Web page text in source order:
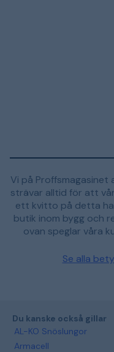
Vi på
strävar alltid för att
ett kvitto på detta
butik inom bygg och
ovan speglar våra
Se alla
Du kanske också gillar
AL-KO Snöslungor
Armacell